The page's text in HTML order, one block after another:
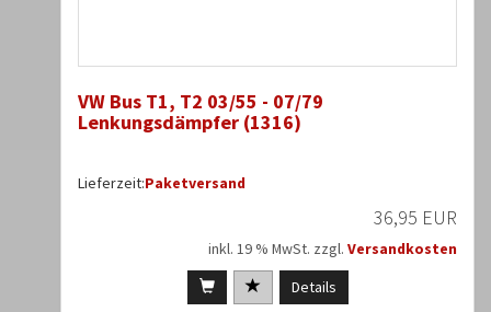
VW Bus T1, T2 03/55 - 07/79
Lenkungsdämpfer (1316)
Lieferzeit:Paketversand
36,95 EUR
inkl. 19 % MwSt. zzgl. Versandkosten
Details